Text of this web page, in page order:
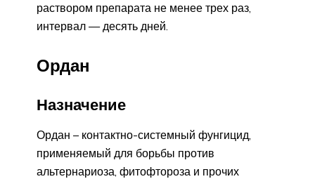
раствором препарата не менее трех раз,
интервал — десять дней.
Ордан
Назначение
Ордан – контактно-системный фунгицид,
применяемый для борьбы против
альтернариоза, фитофтороза и прочих